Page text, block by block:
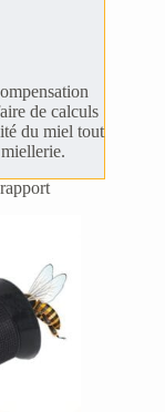
de calculs
du miel tout